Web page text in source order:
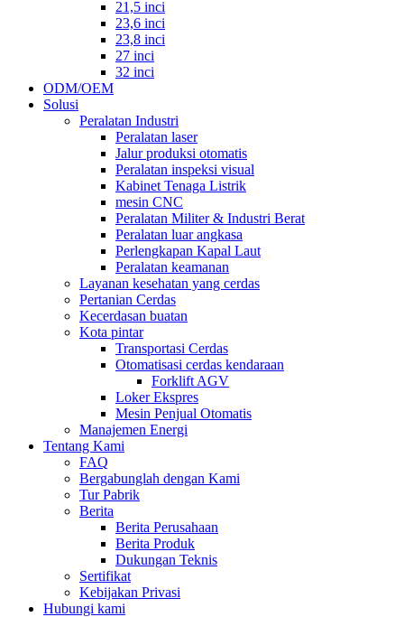
21,5 inci
23,6 inci
23,8 inci
27 inci
32 inci
ODM/OEM
Solusi
Peralatan Industri
Peralatan laser
Jalur produksi otomatis
Peralatan inspeksi visual
Kabinet Tenaga Listrik
mesin CNC
Peralatan Militer & Industri Berat
Peralatan luar angkasa
Perlengkapan Kapal Laut
Peralatan keamanan
Layanan kesehatan yang cerdas
Pertanian Cerdas
Kecerdasan buatan
Kota pintar
Transportasi Cerdas
Otomatisasi cerdas kendaraan
Forklift AGV
Loker Ekspres
Mesin Penjual Otomatis
Manajemen Energi
Tentang Kami
FAQ
Bergabunglah dengan Kami
Tur Pabrik
Berita
Berita Perusahaan
Berita Produk
Dukungan Teknis
Sertifikat
Kebijakan Privasi
Hubungi kami